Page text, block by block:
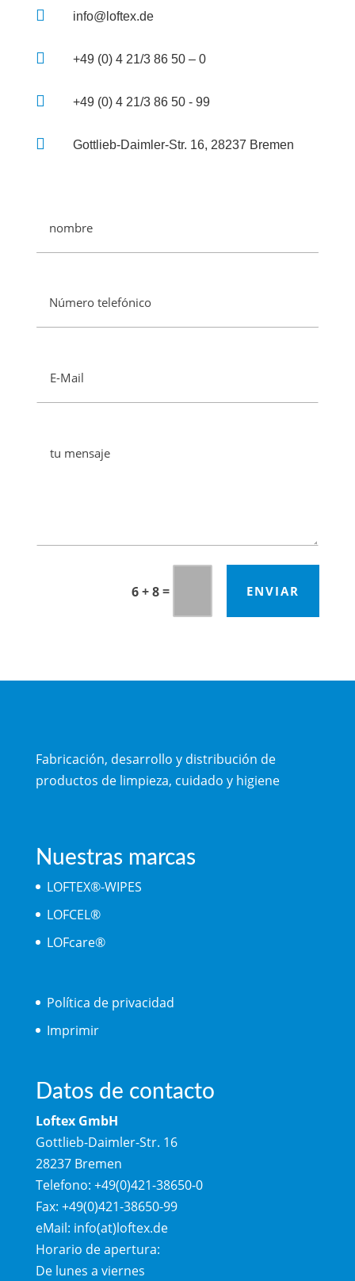
 info@loftex.de
 +49 (0) 4 21/3 86 50 – 0
 +49 (0) 4 21/3 86 50 - 99
 Gottlieb-Daimler-Str. 16, 28237 Bremen
6 + 8= ENVIAR
Fabricación, desarrollo y distribución de
productos de limpieza, cuidado y higiene
Nuestras marcas
LOFTEX®-WIPES
LOFCEL®
LOFcare®
Política de privacidad
Imprimir
Datos de contacto
Loftex GmbH
Gottlieb-Daimler-Str. 16
28237 Bremen
Telefono: +49(0)421-38650-0
Fax: +49(0)421-38650-99
eMail: info(at)loftex.de
Horario de apertura:
De lunes a viernes